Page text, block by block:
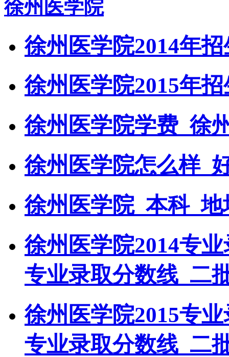
徐州医学院
徐州医学院2014年
徐州医学院2015年
徐州医学院学费_徐
徐州医学院怎么样_
徐州医学院_本科_
徐州医学院2014专
专业录取分数线_二
徐州医学院2015专
专业录取分数线_二